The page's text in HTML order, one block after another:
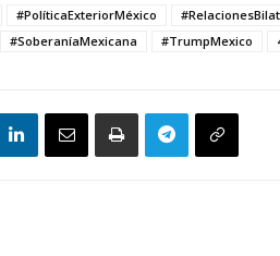
#PolíticaExteriorMéxico
#SoberaníaMexicana #TrumpMexico